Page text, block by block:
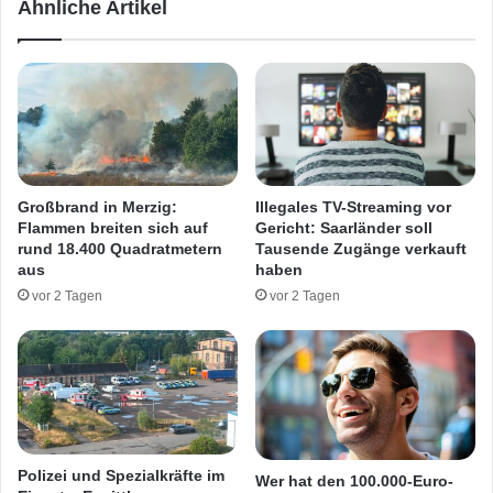
n
e
o
b
l
g
e
a
s
t
f
w
a
n
d
e
u
a
ä
s
s
l
i
c
Ähnliche Artikel
Großbrand in Merzig:
Flammen breiten sich auf
rund 18.400 Quadratmetern
aus
vor 2 Tagen
Illegales TV-Streaming vor
Gericht: Saarländer soll
Tausende Zugänge verkauft
haben
vor 2 Tagen
Polizei und Spezialkräfte im
Wer hat den 100.000-Euro-